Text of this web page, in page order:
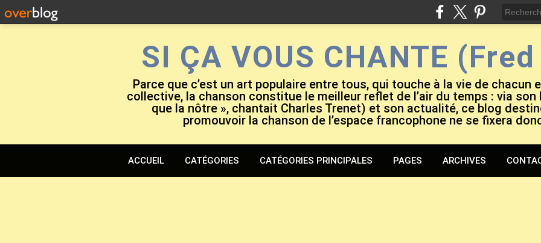
SI ÇA VOUS CHANTE
Parce que c’est un art populaire entre tous, qui touche à la vie de chacun
collective, la chanson constitue le meilleur reflet de l’air du temps : via
que la nôtre », chantait Charles Trenet) et son actualité, ce blog
promouvoir la chanson de l’espace francophone ne se fixera
ACCUEIL CATÉGORIES CATÉGORIES PRINCIPALES PAGES ARCHIVES